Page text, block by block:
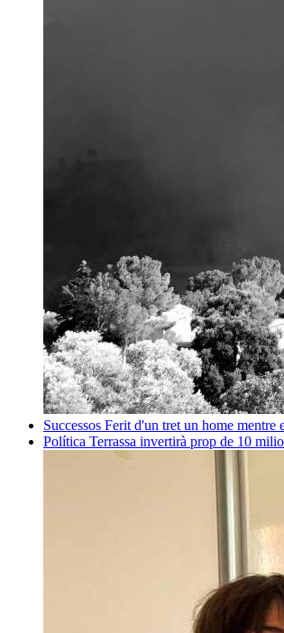
Successos Ferit d'un tret un home mentre
Política Terrassa invertirà prop de 10